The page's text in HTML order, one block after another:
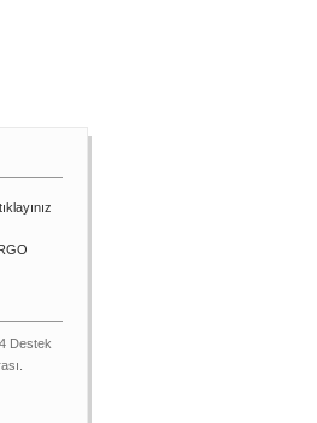
Destek